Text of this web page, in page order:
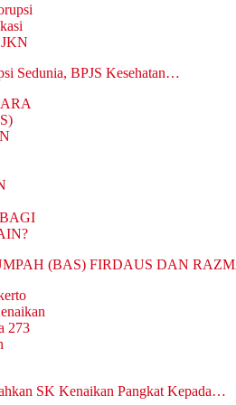
Sedunia, BPJS Kesehatan…
(BAS) FIRDAUS DAN
SK Kenaikan Pangkat Kepada…